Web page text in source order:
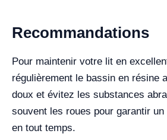
Recommandations
Pour maintenir votre lit en
régulièrement le bassin en résine
doux et évitez les substances
souvent les roues pour garantir
en tout temps.